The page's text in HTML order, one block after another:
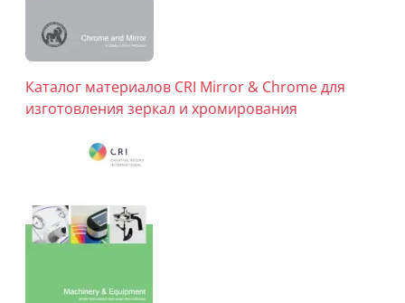
Каталог материалов CRI Mirror & Chrome для
изготовления зеркал и хромирования